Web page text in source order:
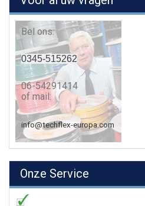
Bel ons:
0345-515262
06-54291414
of mail:
info@techflex-europa.com
Onze Service